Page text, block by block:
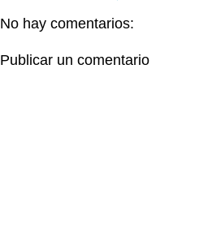
No hay comentarios:
Publicar un comentario